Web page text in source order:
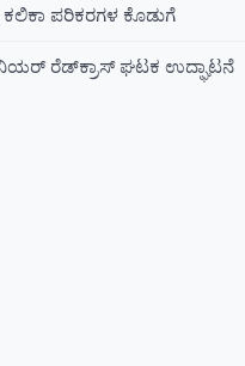
ಕಲಿಕಾ ಪರಿಕರಗಳ ಕೊಡುಗೆ
ರೆಡ್‌ಕ್ರಾಸ್‌ ಘಟಕ ಉದ್ಘಾಟನೆ